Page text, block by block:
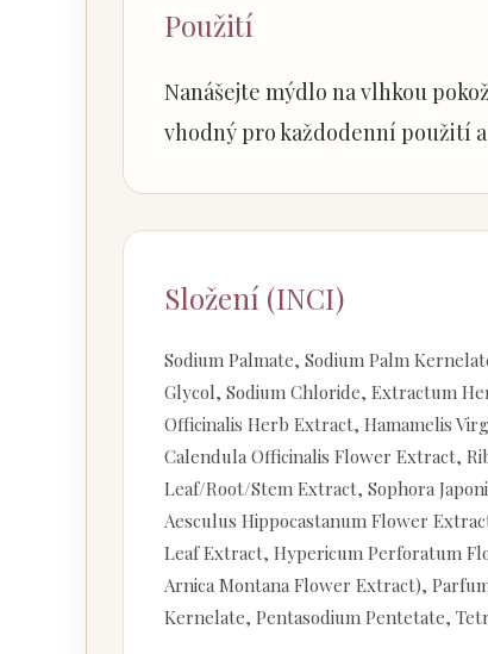
Použití
Nanášejte mýdlo na vlhkou
vhodný pro každodenní použití
Složení (INCI)
Sodium Palmate, Sodium Palm
Glycol, Sodium Chloride, Extractum
Officinalis Herb Extract, Hamamelis
Calendula Officinalis Flower Extract,
Leaf/Root/Stem Extract, Sophora
Aesculus Hippocastanum Flower
Leaf Extract, Hypericum Perforatum
Arnica Montana Flower Extract),
Kernelate, Pentasodium Pentetate,